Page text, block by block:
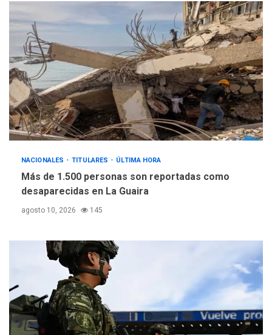
NACIONALES TITULARES ÚLTIMA HORA
Más de 1.500 personas son reportadas como
desaparecidas en La Guaira
agosto 10, 2026 145